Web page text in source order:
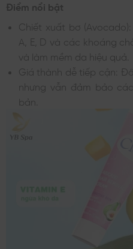
Điểm nổi bật
Chiết xuất bơ
A, E, D và các khoáng
và làm mềm da hiệu quả.
Giá thành dễ tiếp cận:
nhưng vẫn đảm bảo
bản.